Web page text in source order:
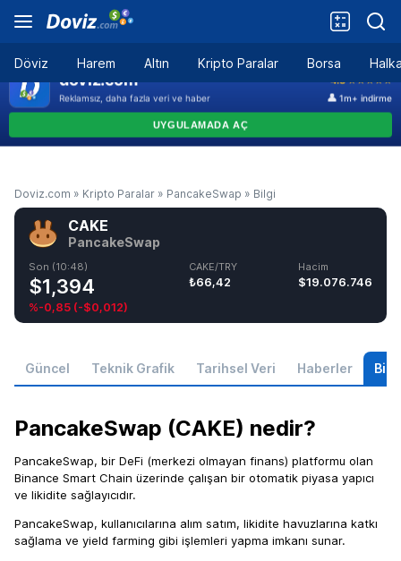
Döviz Harem Altın Kripto Paralar Borsa
Doviz.com » Kripto Paralar » PancakeSwap » Bilgi
CAKE
PancakeSwap
Son (10:48)
$1,394
%-0,85 (-$0,012)
CAKE/TRY
₺66,42
Hacim
$19.076.746
Güncel Teknik Grafik Tarihsel Veri Haberler Bilgi
PancakeSwap (CAKE) nedir?
PancakeSwap, bir DeFi (merkezi olmayan finans) platformu olan
Binance Smart Chain üzerinde çalışan bir otomatik piyasa yapıcı
ve likidite sağlayıcıdır.
PancakeSwap, kullanıcılarına alım satım, likidite havuzlarına katkı
sağlama ve yield farming gibi işlemleri yapma imkanı sunar.